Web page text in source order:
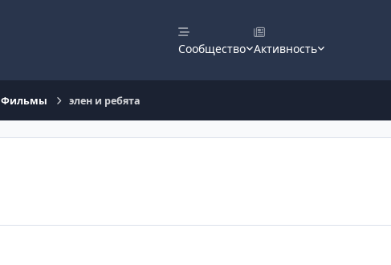
Сообщество Активность
Фильмы элен и ребята